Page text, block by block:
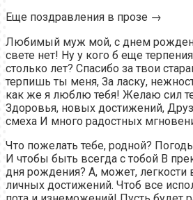
Еще поздравления в прозе →
Любимый муж мой, с днем
свете нет! Ну у кого б еще
столько лет? Спасибо за твои
терпишь ты меня, За ласку,
как же я люблю тебя! Желаю сил
Здоровья, новых достижений,
смеха И много радостных
Что пожелать тебе, родной?
И чтобы быть всегда с тобой В
дня рождения? А, может,
личных достижений. Чтоб все